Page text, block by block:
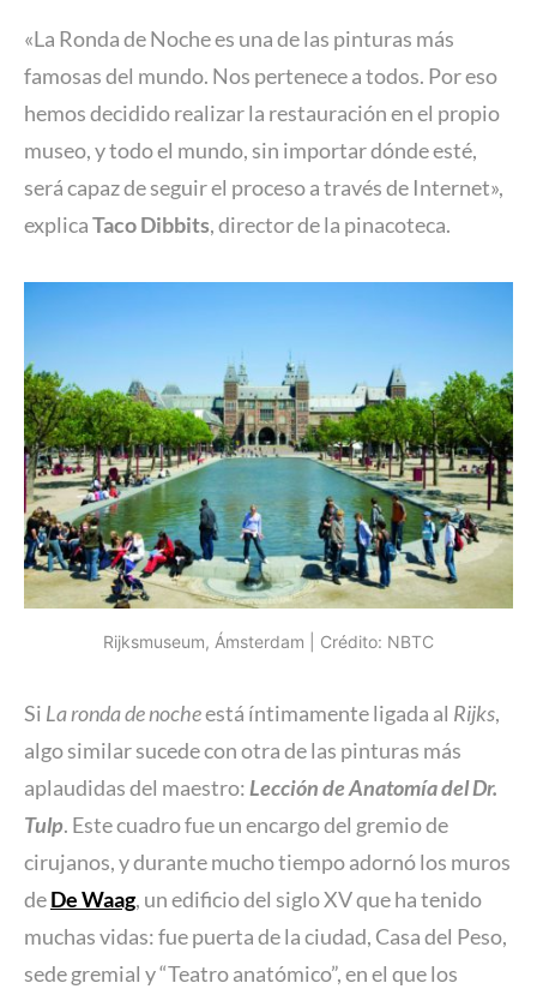
«La Ronda de Noche es una de las pinturas más
famosas del mundo. Nos pertenece a todos. Por eso
hemos decidido realizar la restauración en el propio
museo, y todo el mundo, sin importar dónde esté,
será capaz de seguir el proceso a través de Internet»,
explicaTaco Dibbits, director de la pinacoteca.
Rijksmuseum, Ámsterdam | Crédito: NBTC
Si La ronda de nocheestá íntimamente ligada al Rijks,
algo similar sucede con otra de las pinturas más
aplaudidas del maestro: Lección de Anatomía del Dr.
Tulp. Este cuadro fue un encargo del gremio de
cirujanos, y durante mucho tiempo adornó los muros
deDe Waag, un edificio del siglo XV que ha tenido
muchas vidas: fue puerta de la ciudad, Casa del Peso,
sede gremial y “Teatro anatómico”, en el que los